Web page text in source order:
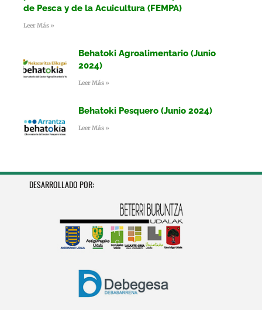
de Pesca y de la Acuicultura (FEMPA)
Leer Más »
Behatoki Agroalimentario (Junio
2024)
Leer Más »
Behatoki Pesquero (Junio 2024)
Leer Más »
DESARROLLADO POR: